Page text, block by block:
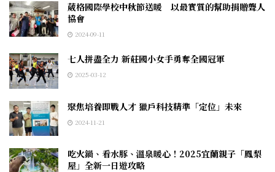
葳格國際學校中秋節送暖 以最實質的幫助捐贈聾人
協會
2024-09-11
七人拼盡全力 新莊國小女手勇奪全國冠軍
2025-03-12
聚焦培養即戰人才 獵戶科技精準「定位」未來
2024-11-21
吃火鍋、看水豚、溫泉暖心！2025宜蘭親子「鳳梨
屋」全新一日遊攻略